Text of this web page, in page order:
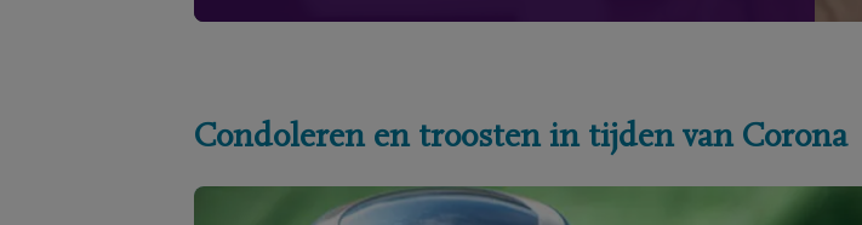
Condoleren en troosten in tijden van Corona